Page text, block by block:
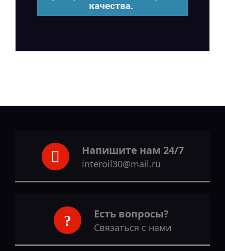
Напишите нам 24/7
interoil30@mail.ru
Есть вопросы?
Связаться с нами